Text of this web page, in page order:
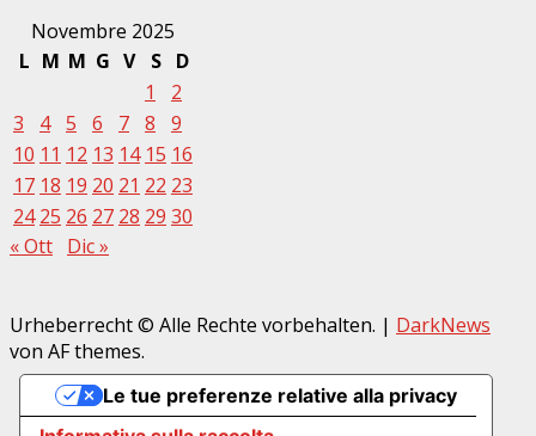
Novembre 2025
L M M G V S
D
1
2
3
4 5 6 7 8
9
10 11 12 13 14 15 16
17 18 19 20 21 22 23
24 25 26 27 28 29 30
« Ott Dic »
Urheberrecht © Alle Rechte vorbehalten. | DarkNews
von AF themes.
Le tue preferenze relative alla privacy